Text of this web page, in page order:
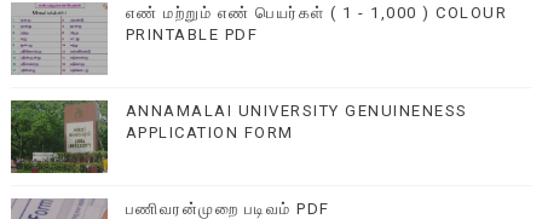
எண் மற்றும் எண் பெயர்கள் ( 1 - 1,000 ) COLOUR
PRINTABLE PDF
ANNAMALAI UNIVERSITY GENUINENESS
APPLICATION FORM
பணிவரன்முறை படிவம் PDF